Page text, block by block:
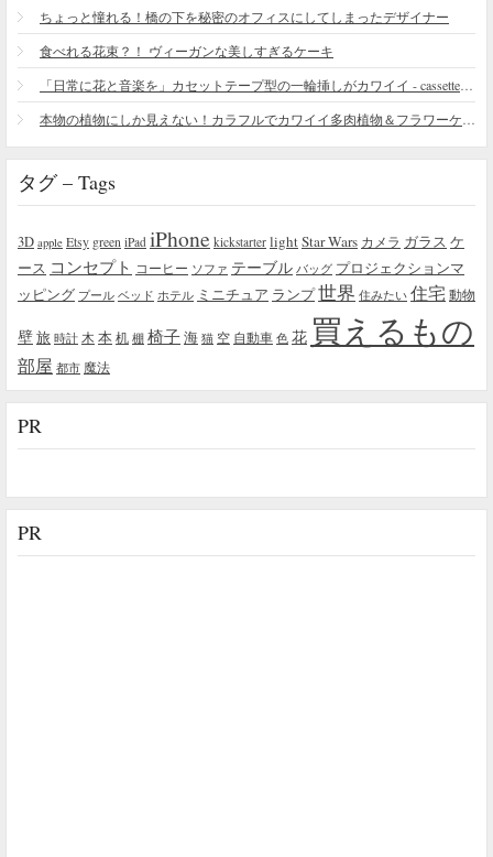
ちょっと憧れる！橋の下を秘密のオフィスにしてしまったデザイナー
食べれる花束？！ ヴィーガンな美しすぎるケーキ
タグ – Tags
3D apple Etsy green iPad iPhone kickstarter lightStar Wars カメラ ガラス ケ
ース コンセプト コーヒー ソファ テーブル バッグ プロジェクションマ
ッピング プール ベッド ホテル ミニチュア ランプ世界 住みたい 住宅 動物
壁旅 時計 木 本机 棚 椅子海 猫 空 自動車 色 花 買えるもの
部屋 都市 魔法
PR
PR